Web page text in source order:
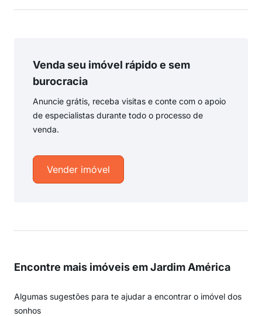
Venda seu imóvel rápido e sem
burocracia
Anuncie grátis, receba visitas e conte com o apoio
de especialistas durante todo o processo de
venda.
Vender imóvel
Encontre mais imóveis em Jardim América
Algumas sugestões para te ajudar a encontrar o imóvel dos
sonhos